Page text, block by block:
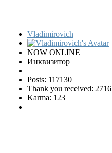
Vladimirovich
NOW ONLINE
Инквизитор
Posts: 117130
Thank you received: 2716
Karma: 123